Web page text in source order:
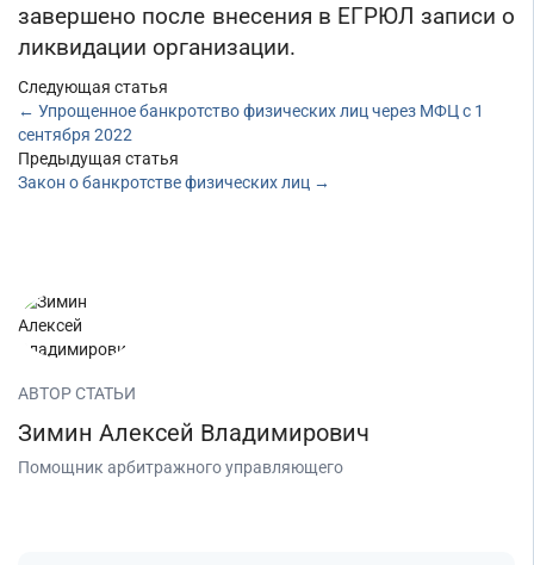
завершено после внесения в ЕГРЮЛ записи о
ликвидации организации.
Следующая статья
← Упрощенное банкротство физических лиц через МФЦ с 1
сентября 2022
Предыдущая статья
Закон о банкротстве физических лиц →
АВТОР СТАТЬИ
Зимин Алексей Владимирович
Помощник арбитражного управляющего